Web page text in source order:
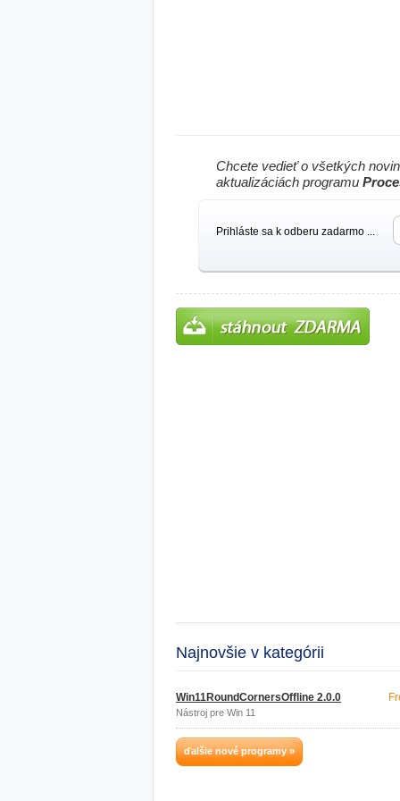
Chcete vedieť o všetkých
aktualizáciách programu
Prihláste sa k odberu zadarmo ...
Najnovšie v kategórii
Win11RoundCornersOffline 2.0.0
Nástroj pre Win 11
ďalšie nové programy »